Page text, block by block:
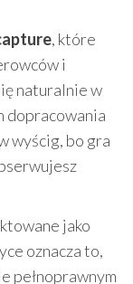
, które
i
naturalnie w
dopracowania
wyścig, bo gra
jako
oznacza to,
pełnoprawnym